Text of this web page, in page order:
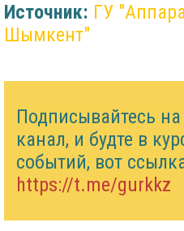
Источник: ​ГУ
Шымкент"
Подписывайтесь
канал, и будте в
событий, вот
https://t.me/gurkkz